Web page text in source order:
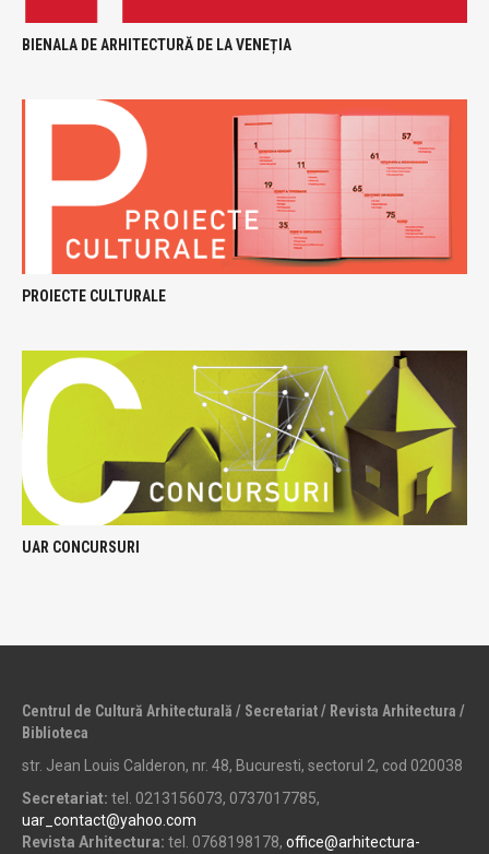
BIENALA DE ARHITECTURĂ DE LA VENEȚIA
PROIECTE CULTURALE
UAR CONCURSURI
Centrul de Cultură Arhitecturală / Secretariat / Revista Arhitectura /
Biblioteca
str. Jean Louis Calderon, nr. 48, Bucuresti, sectorul 2, cod 020038
Secretariat: tel. 0213156073, 0737017785,
uar_contact@yahoo.com
Revista Arhitectura: tel. 0768198178, office@arhitectura-